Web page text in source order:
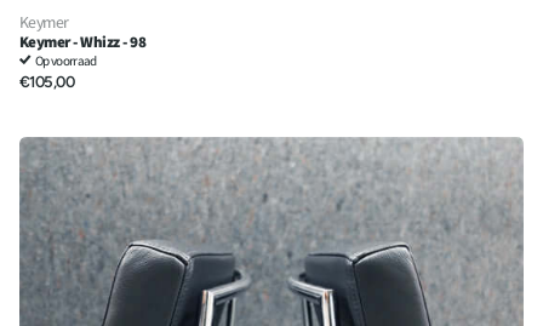
Keymer
Keymer - Whizz - 98
Op voorraad
€105,00